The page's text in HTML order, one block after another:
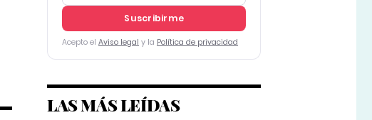
Suscribirme
Acepto el Aviso legal y la Política de privacidad
LAS MÁS LEÍDAS